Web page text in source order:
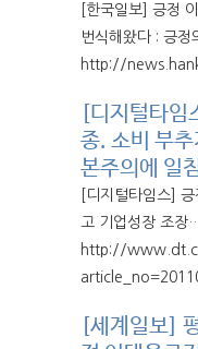
[한국일보] 긍정
번식해왔다 : 긍정
http://
[디지털타
종. 소비 부
본주의에 일
[디지털타임스]
고 기업성장 조장
http://
[세계일보]